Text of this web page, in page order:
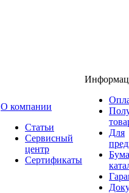
O компании
Статьи
Сервисный
центр
Сертификаты
Для